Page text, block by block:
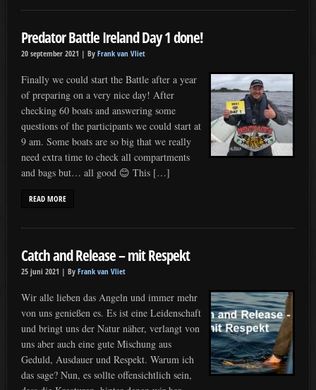
Predator Battle Ireland Day 1 done!
20 september 2021 | By Frank van Vliet
Finally we could start the Battle after a year
of preparing on a very nice day! After
checking 60 boats and answering some
questions of the participants we could start at
9 am. Some boats are so big that we really
need extra time to check all compartments
and bags but… all good 😊 This […]
READ MORE
Catch and Release – mit Respekt
25 juni 2021 | By Frank van Vliet
Wir alle lieben das Angeln und immer mehr
von uns genießen es. Es ist eine Leidenschaft
und bringt uns der Natur näher, verlangt von
uns aber auch eine gute Mischung aus
Geduld, Ausdauer und Respekt. Warum ich
das sage? Nun, es sollte offensichtlich sein,